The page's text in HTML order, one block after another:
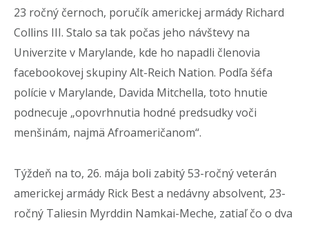
23 ročný černoch, poručík americkej armády Richard
Collins III. Stalo sa tak počas jeho návštevy na
Univerzite v Marylande, kde ho napadli členovia
facebookovej skupiny Alt-Reich Nation. Podľa šéfa
polície v Marylande, Davida Mitchella, toto hnutie
podnecuje „opovrhnutia hodné predsudky voči
menšinám, najmä Afroameričanom“.
Týždeň na to, 26. mája boli zabitý 53-ročný veterán
americkej armády Rick Best a nedávny absolvent, 23-
ročný Taliesin Myrddin Namkai-Meche, zatiaľ čo o dva